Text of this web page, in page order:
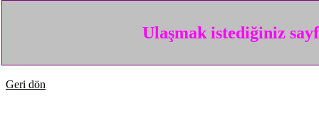
Ulaşmak istediğiniz
Geri dön